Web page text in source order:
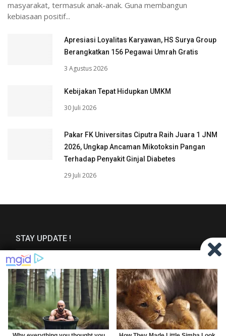
masyarakat, termasuk anak-anak. Guna membangun
kebiasaan positif...
Apresiasi Loyalitas Karyawan, HS Surya Group
Berangkatkan 156 Pegawai Umrah Gratis
3 Agustus 2026
Kebijakan Tepat Hidupkan UMKM
30 Juli 2026
Pakar FK Universitas Ciputra Raih Juara 1 JNM
2026, Ungkap Ancaman Mikotoksin Pangan
Terhadap Penyakit Ginjal Diabetes
29 Juli 2026
STAY UPDATE !